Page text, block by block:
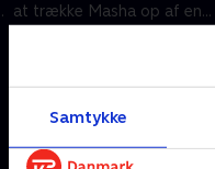
Samtykke
at trække Masha op af en
mudderpøl og ud af et
Andre så også